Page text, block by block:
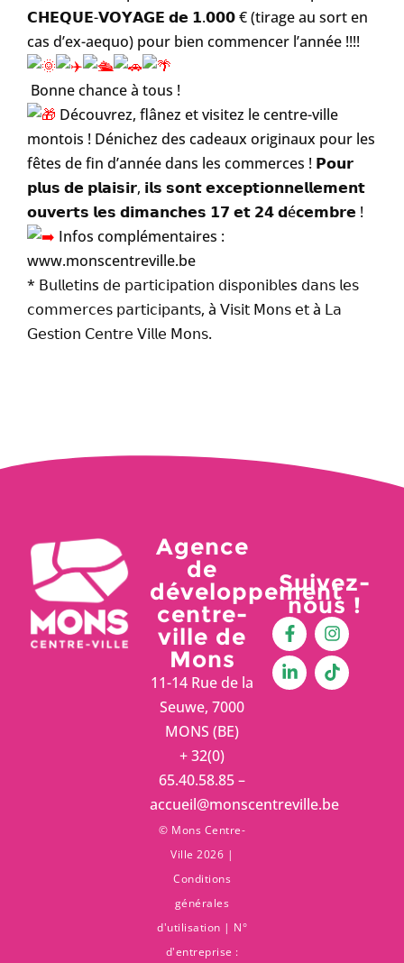
𝗖𝗛𝗘𝗤𝗨𝗘-𝗩𝗢𝗬𝗔𝗚𝗘 𝗱𝗲 𝟭.𝟬𝟬𝟬 € (tirage au sort en
cas d’ex-aequo) pour bien commencer l’année !!!!
Bonne chance à tous !
Découvrez, flânez et visitez le centre-ville
montois ! Dénichez des cadeaux originaux pour les
fêtes de fin d’année dans les commerces ! 𝗣𝗼𝘂𝗿
𝗽𝗹𝘂𝘀 𝗱𝗲 𝗽𝗹𝗮𝗶𝘀𝗶𝗿, 𝗶𝗹𝘀 𝘀𝗼𝗻𝘁 𝗲𝘅𝗰𝗲𝗽𝘁𝗶𝗼𝗻𝗻𝗲𝗹𝗹𝗲𝗺𝗲𝗻𝘁
𝗼𝘂𝘃𝗲𝗿𝘁𝘀 𝗹𝗲𝘀 𝗱𝗶𝗺𝗮𝗻𝗰𝗵𝗲𝘀 𝟭𝟳 𝗲𝘁 𝟮𝟰 𝗱é𝗰𝗲𝗺𝗯𝗿𝗲 !
Infos complémentaires :
www.monscentreville.be
* 𝖡𝗎𝗅𝗅𝖾𝗍𝗂𝗇s 𝖽𝖾 𝗉𝖺𝗋𝗍𝗂𝖼𝗂𝗉𝖺𝗍𝗂𝗈𝗇 𝖽𝗂𝗌𝗉𝗈𝗇𝗂𝖻𝗅𝖾s 𝖽𝖺𝗇𝗌 𝗅𝖾𝗌
𝖼𝗈𝗆𝗆𝖾𝗋𝖼𝖾𝗌 𝗉𝖺𝗋𝗍𝗂𝖼𝗂𝗉𝖺𝗇𝗍𝗌, à 𝖵𝗂𝗌𝗂𝗍 𝖬𝗈𝗇𝗌 𝖾𝗍 à 𝖫𝖺
𝖦𝖾𝗌𝗍𝗂𝗈𝗇 𝖢𝖾𝗇𝗍𝗋𝖾 𝖵𝗂𝗅𝗅𝖾 𝖬𝗈𝗇𝗌.
Agence
de
développement
centre-
ville de
Mons
11-14 Rue de la
Seuwe, 7000
MONS (BE)
+ 32(0)
65.40.58.85 –
accueil@monscentreville.be
© Mons Centre-
Ville 2026 |
Conditions
générales
d'utilisation | N°
d'entreprise :
Suivez-
nous !